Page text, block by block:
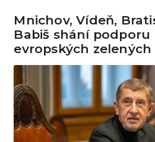
Mnichov, Vídeň,
Babiš shání
evropských zelených